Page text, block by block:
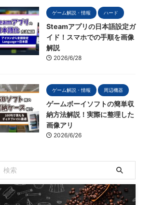
ゲーム解説・情報 ハード
Steamアプリの日本語設定ガ
イド！スマホでの手順を画像
解説
2026/6/28
ゲーム解説・情報 周辺機器
ゲームボーイソフトの簡単収
納方法解説！実際に整理した
画像アリ
2026/6/26